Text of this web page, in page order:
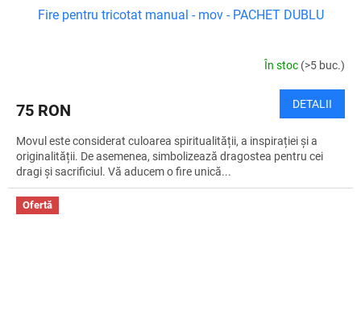
Fire pentru tricotat manual - mov - PACHET DUBLU
În stoc (>5 buc.)
75 RON DETALII
Movul este considerat culoarea spiritualității, a inspirației și a
originalității. De asemenea, simbolizează dragostea pentru cei
dragi și sacrificiul. Vă aducem o fire unică...
Ofertă